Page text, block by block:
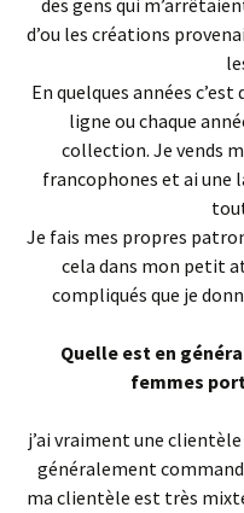
des gens qui
d’ou les créations
En quelques années
ligne ou chaque
collection. Je vends
francophones et ai une
Je fais mes propres
cela dans mon petit
compliqués que je
Quelle est en
femmes
j’ai vraiment une
généralement
ma clientèle est très